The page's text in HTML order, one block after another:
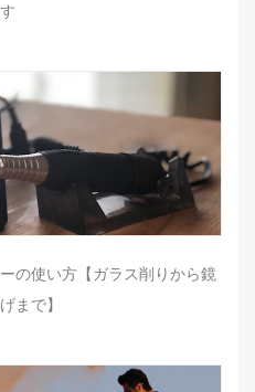
す
の使い方【ガラス削りから鏡
まで】